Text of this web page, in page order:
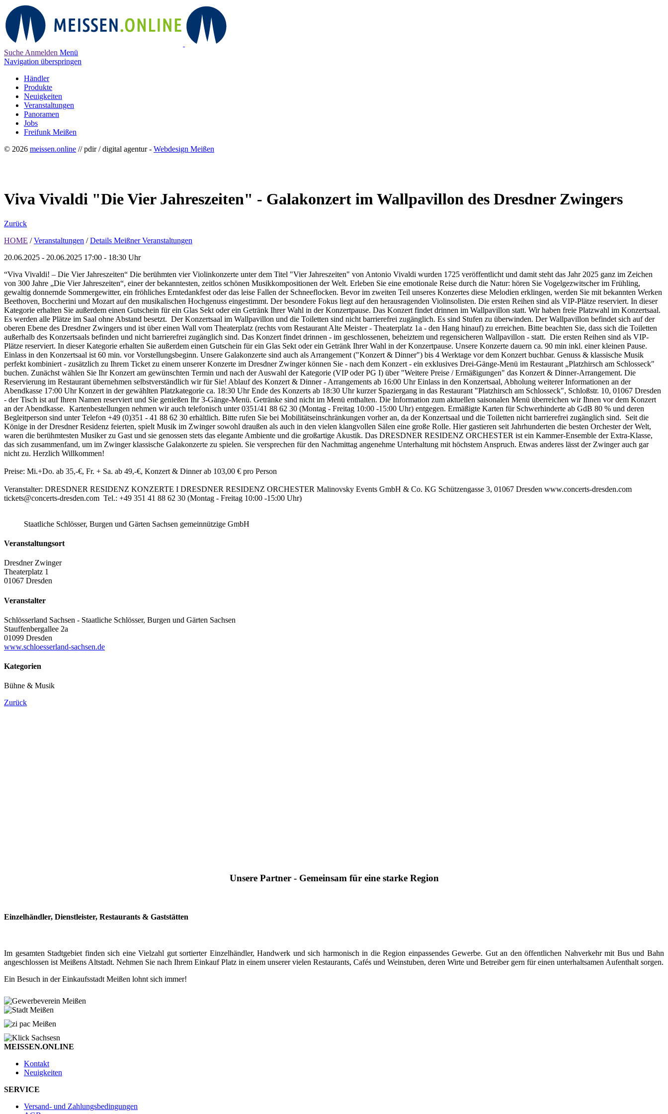
Suche Anmelden Menü
Navigation überspringen
Händler
Produkte
Neuigkeiten
Veranstaltungen
Panoramen
Jobs
Freifunk Meißen
© 2026 meissen.online // pdir / digital agentur - Webdesign Meißen
Viva Vivaldi "Die Vier Jahreszeiten" - Galakonzert im Wallpavillon des Dresdner Zwingers
Zurück
HOME / Veranstaltungen / Details Meißner Veranstaltungen
20.06.2025 - 20.06.2025 17:00 - 18:30 Uhr
“Viva Vivaldi! – Die Vier Jahreszeiten“ Die berühmten vier Violinkonzerte unter dem Titel "Vier Jahreszeiten" von Antonio Vivaldi wurden 1725 veröffentlicht und damit steht das Jahr 2025 ganz im Zeichen
von 300 Jahre „Die Vier Jahreszeiten“, einer der bekanntesten, zeitlos schönen Musikkompositionen der Welt. Erleben Sie eine emotionale Reise durch die Natur: hören Sie Vogelgezwitscher im Frühling,
gewaltig donnernde Sommergewitter, ein fröhliches Erntedankfest oder das leise Fallen der Schneeflocken. Bevor im zweiten Teil unseres Konzertes diese Melodien erklingen, werden Sie mit bekannten Werken
Beethoven, Boccherini und Mozart auf den musikalischen Hochgenuss eingestimmt. Der besondere Fokus liegt auf den herausragenden Violinsolisten. Die ersten Reihen sind als VIP-Plätze reserviert. In dieser
Kategorie erhalten Sie außerdem einen Gutschein für ein Glas Sekt oder ein Getränk Ihrer Wahl in der Konzertpause. Das Konzert findet drinnen im Wallpavillon statt. Wir haben freie Platzwahl im Konzertsaal.
Es werden alle Plätze im Saal ohne Abstand besetzt. Der Konzertsaal im Wallpavillon und die Toiletten sind nicht barrierefrei zugänglich. Es sind Stufen zu überwinden. Der Wallpavillon befindet sich auf der
oberen Ebene des Dresdner Zwingers und ist über einen Wall vom Theaterplatz (rechts vom Restaurant Alte Meister - Theaterplatz 1a - den Hang hinauf) zu erreichen. Bitte beachten Sie, dass sich die Toiletten
außerhalb des Konzertsaals befinden und nicht barrierefrei zugänglich sind. Das Konzert findet drinnen - im geschlossenen, beheiztem und regensicheren Wallpavillon - statt. Die ersten Reihen sind als VIP-
Plätze reserviert. In dieser Kategorie erhalten Sie außerdem einen Gutschein für ein Glas Sekt oder ein Getränk Ihrer Wahl in der Konzertpause. Unsere Konzerte dauern ca. 90 min inkl. einer kleinen Pause.
Einlass in den Konzertsaal ist 60 min. vor Vorstellungsbeginn. Unsere Galakonzerte sind auch als Arrangement ("Konzert & Dinner") bis 4 Werktage vor dem Konzert buchbar. Genuss & klassische Musik
perfekt kombiniert - zusätzlich zu Ihrem Ticket zu einem unserer Konzerte im Dresdner Zwinger können Sie - nach dem Konzert - ein exklusives Drei-Gänge-Menü im Restaurant „Platzhirsch am Schlosseck"
buchen. Zunächst wählen Sie Ihr Konzert am gewünschten Termin und nach der Auswahl der Kategorie (VIP oder PG I) über "Weitere Preise / Ermäßigungen" das Konzert & Dinner-Arrangement. Die
Reservierung im Restaurant übernehmen selbstverständlich wir für Sie! Ablauf des Konzert & Dinner - Arrangements ab 16:00 Uhr Einlass in den Konzertsaal, Abholung weiterer Informationen an der
Abendkasse 17:00 Uhr Konzert in der gewählten Platzkategorie ca. 18:30 Uhr Ende des Konzerts ab 18:30 Uhr kurzer Spaziergang in das Restaurant "Platzhirsch am Schlosseck", Schloßstr. 10, 01067 Dresden
- der Tisch ist auf Ihren Namen reserviert und Sie genießen Ihr 3-Gänge-Menü. Getränke sind nicht im Menü enthalten. Die Information zum aktuellen saisonalen Menü überreichen wir Ihnen vor dem Konzert
an der Abendkasse. Kartenbestellungen nehmen wir auch telefonisch unter 0351/41 88 62 30 (Montag - Freitag 10:00 -15:00 Uhr) entgegen. Ermäßigte Karten für Schwerhinderte ab GdB 80 % und deren
Begleitperson sind unter Telefon +49 (0)351 - 41 88 62 30 erhältlich. Bitte rufen Sie bei Mobilitätseinschränkungen vorher an, da der Konzertsaal und die Toiletten nicht barrierefrei zugänglich sind. Seit die
Könige in der Dresdner Residenz feierten, spielt Musik im Zwinger sowohl draußen als auch in den vielen klangvollen Sälen eine große Rolle. Hier gastieren seit Jahrhunderten die besten Orchester der Welt,
waren die berühmtesten Musiker zu Gast und sie genossen stets das elegante Ambiente und die großartige Akustik. Das DRESDNER RESIDENZ ORCHESTER ist ein Kammer-Ensemble der Extra-Klasse,
das sich zusammenfand, um im Zwinger klassische Galakonzerte zu spielen. Sie versprechen für den Nachmittag angenehme Unterhaltung mit höchstem Anspruch. Etwas anderes lässt der Zwinger auch gar
nicht zu. Herzlich Willkommen!
Preise: Mi.+Do. ab 35,-€, Fr. + Sa. ab 49,-€, Konzert & Dinner ab 103,00 € pro Person
Veranstalter: DRESDNER RESIDENZ KONZERTE I DRESDNER RESIDENZ ORCHESTER Malinovsky Events GmbH & Co. KG Schützengasse 3, 01067 Dresden www.concerts-dresden.com
tickets@concerts-dresden.com Tel.: +49 351 41 88 62 30 (Montag - Freitag 10:00 -15:00 Uhr)
Staatliche Schlösser, Burgen und Gärten Sachsen gemeinnützige GmbH
Veranstaltungsort
Dresdner Zwinger
Theaterplatz 1
01067 Dresden
Veranstalter
Schlösserland Sachsen - Staatliche Schlösser, Burgen und Gärten Sachsen
Stauffenbergallee 2a
01099 Dresden
www.schloesserland-sachsen.de
Kategorien
Bühne & Musik
Zurück
Unsere Partner - Gemeinsam für eine starke Region
Einzelhändler, Dienstleister, Restaurants & Gaststätten
Im gesamten Stadtgebiet finden sich eine Vielzahl gut sortierter Einzelhändler, Handwerk und sich harmonisch in die Region einpassendes Gewerbe. Gut an den öffentlichen Nahverkehr mit Bus und Bahn
angeschlossen ist Meißens Altstadt. Nehmen Sie nach Ihrem Einkauf Platz in einem unserer vielen Restaurants, Cafés und Weinstuben, deren Wirte und Betreiber gern für einen unterhaltsamen Aufenthalt sorgen.
Ein Besuch in der Einkaufsstadt Meißen lohnt sich immer!
MEISSEN.ONLINE
Kontakt
Neuigkeiten
SERVICE
Versand- und Zahlungsbedingungen